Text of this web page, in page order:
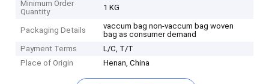
Minimum Order
Quantity
1 KG
Packaging Details
vaccum bag non-vaccum bag woven
bag as consumer demand
Payment Terms
L/C, T/T
Place of Origin
Henan, China